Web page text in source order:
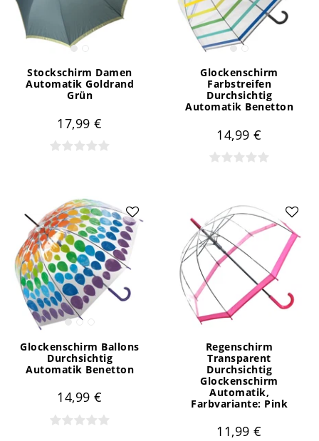
Stockschirm Damen
Automatik Goldrand
Grün
17,99 €
Glockenschirm
Farbstreifen
Durchsichtig
Automatik Benetton
14,99 €
Glockenschirm Ballons
Durchsichtig
Automatik Benetton
14,99 €
Regenschirm
Transparent
Durchsichtig
Glockenschirm
Automatik,
Farbvariante: Pink
11,99 €